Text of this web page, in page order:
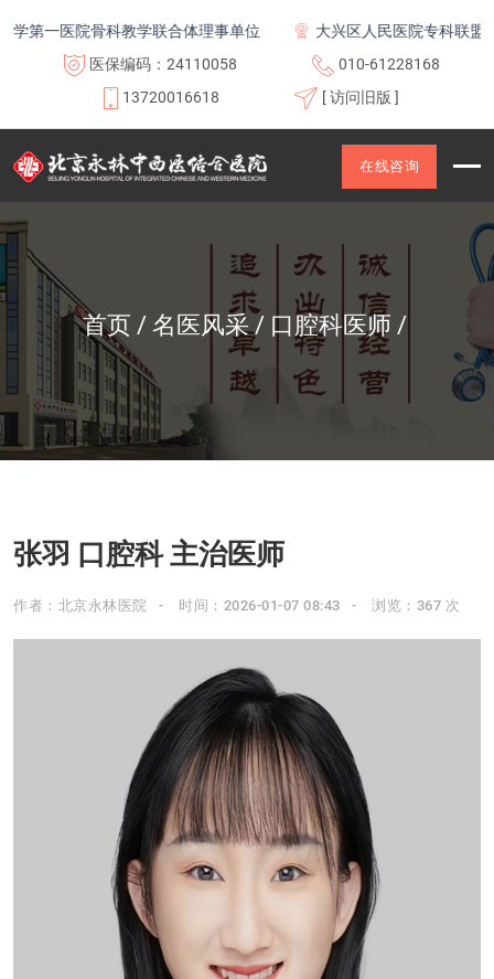
一医院骨科教学联合体理事单位
大兴区人民医院专科联盟及
医保编码：24110058
010-61228168
13720016618
[ 访问旧版 ]
在线咨询
首页 名医风采 口腔科医师
张羽 口腔科 主治医师
作者：北京永林医院 时间：2026-01-07 08:43 浏览：367 次